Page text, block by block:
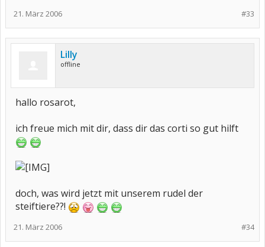
#33
21. März 2006
Lilly
offline
hallo rosarot,
ich freue mich mit dir, dass dir das corti so gut hilft
doch, was wird jetzt mit unserem rudel der
steiftiere??!
#34
21. März 2006